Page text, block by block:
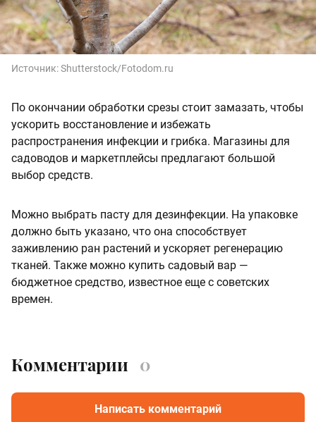
Источник:Shutterstock/Fotodom.ru
По окончании обработки срезы стоит замазать, чтобы
ускорить восстановление и избежать
распространения инфекции и грибка. Магазины для
садоводов и маркетплейсы предлагают большой
выбор средств.
Можно выбрать пасту для дезинфекции. На упаковке
должно быть указано, что она способствует
заживлению ран растений и ускоряет регенерацию
тканей. Также можно купить садовый вар —
бюджетное средство, известное еще с советских
времен.
Комментарии 0
Написать комментарий